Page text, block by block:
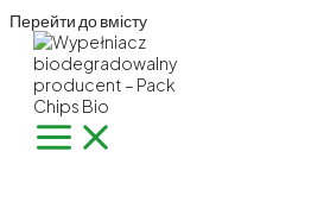
Перейти до вмісту